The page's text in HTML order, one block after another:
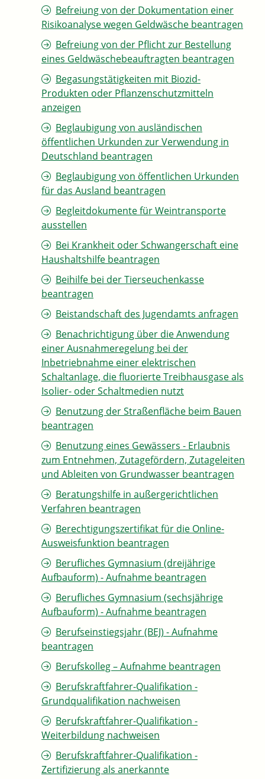
Befreiung von der Dokumentation einer
Risikoanalyse wegen Geldwäsche beantragen
Befreiung von der Pflicht zur Bestellung
eines Geldwäschebeauftragten beantragen
Begasungstätigkeiten mit Biozid-
Produkten oder Pflanzenschutzmitteln
anzeigen
Beglaubigung von ausländischen
öffentlichen Urkunden zur Verwendung in
Deutschland beantragen
Beglaubigung von öffentlichen Urkunden
für das Ausland beantragen
Begleitdokumente für Weintransporte
ausstellen
Bei Krankheit oder Schwangerschaft eine
Haushaltshilfe beantragen
Beihilfe bei der Tierseuchenkasse
beantragen
Beistandschaft des Jugendamts anfragen
Benachrichtigung über die Anwendung
einer Ausnahmeregelung bei der
Inbetriebnahme einer elektrischen
Schaltanlage, die fluorierte Treibhausgase als
Isolier- oder Schaltmedien nutzt
Benutzung der Straßenfläche beim Bauen
beantragen
Benutzung eines Gewässers - Erlaubnis
zum Entnehmen, Zutagefördern, Zutageleiten
und Ableiten von Grundwasser beantragen
Beratungshilfe in außergerichtlichen
Verfahren beantragen
Berechtigungszertifikat für die Online-
Ausweisfunktion beantragen
Berufliches Gymnasium (dreijährige
Aufbauform) - Aufnahme beantragen
Berufliches Gymnasium (sechsjährige
Aufbauform) - Aufnahme beantragen
Berufseinstiegsjahr (BEJ) - Aufnahme
beantragen
Berufskolleg – Aufnahme beantragen
Berufskraftfahrer-Qualifikation -
Grundqualifikation nachweisen
Berufskraftfahrer-Qualifikation -
Weiterbildung nachweisen
Berufskraftfahrer-Qualifikation -
Zertifizierung als anerkannte